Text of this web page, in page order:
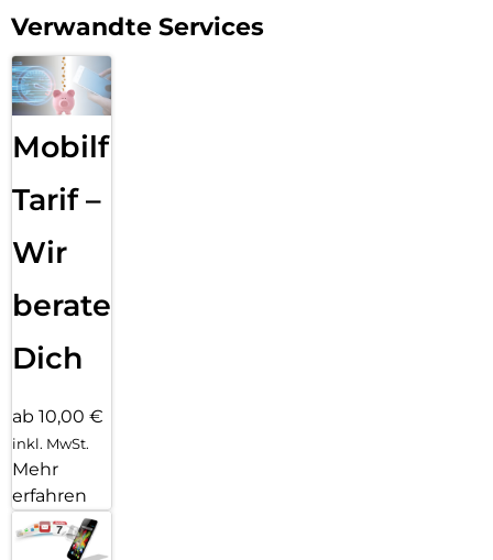
Verwandte Services
Mobilfunk
Tarif –
Wir
beraten
Dich
ab 10,00 €
inkl. MwSt.
Mehr
erfahren